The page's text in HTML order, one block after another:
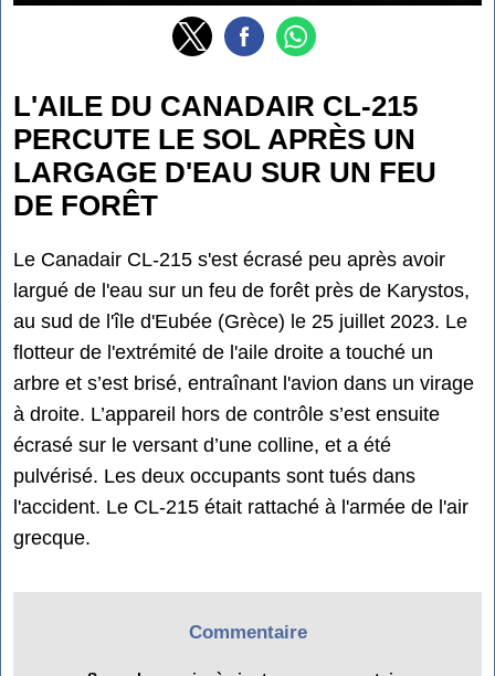
L'AILE DU CANADAIR CL-215
PERCUTE LE SOL APRÈS UN
LARGAGE D'EAU SUR UN FEU
DE FORÊT
Le Canadair CL-215 s'est écrasé peu après avoir
largué de l'eau sur un feu de forêt près de Karystos,
au sud de l'île d'Eubée (Grèce) le 25 juillet 2023. Le
flotteur de l'extrémité de l'aile droite a touché un
arbre et s’est brisé, entraînant l'avion dans un virage
à droite. L’appareil hors de contrôle s’est ensuite
écrasé sur le versant d’une colline, et a été
pulvérisé. Les deux occupants sont tués dans
l'accident. Le CL-215 était rattaché à l'armée de l'air
grecque.
Commentaire